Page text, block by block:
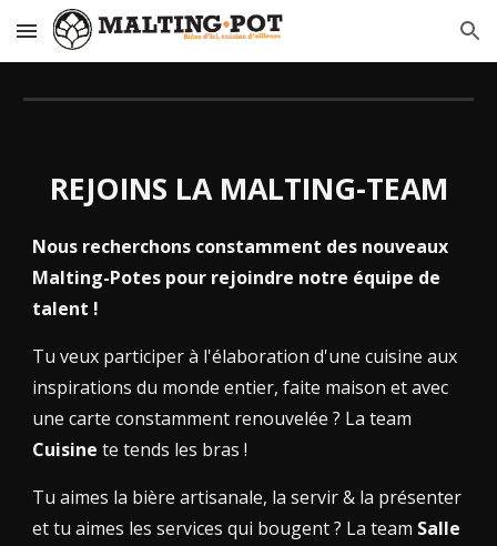
Skip to main content Skip to navigation
REJOINS LA MALTING-TEAM
Nous recherchons constamment des nouveaux
Malting-Potes pour rejoindre notre équipe de
talent !
Tu veux participer à l'élaboration d'une cuisine aux
inspirations du monde entier, faite maison et avec
une carte constamment renouvelée ? La team
Cuisinete tends les bras !
Tu aimes la bière artisanale, la servir & la présenter
et tu aimes les services qui bougent ? La team Salle